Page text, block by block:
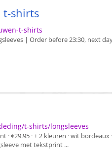
t-shirts
t-shirts
| Order before 23:30, next
t-shirts/longsleeves
€29.95 · + 2 kleuren · wit bordeaux ·
met tekstprint ...